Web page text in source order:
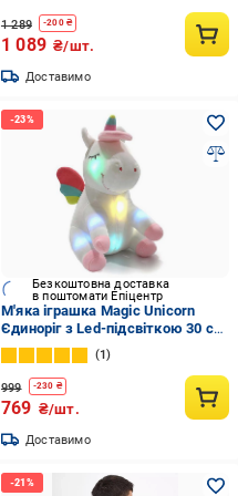
1 289 -200₴
1 089 ₴/шт.
Доставимо
Безкоштовна доставка
в поштомати Епіцентр
М'яка іграшка Magic Unicorn
Єдиноріг з Led-підсвіткою 30 см
(32161355)
1
999 -230 ₴
769 ₴/шт.
Доставимо